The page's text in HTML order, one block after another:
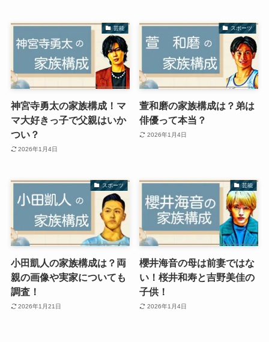
芸能
神宮寺勇太の家族構成！マ
マ大好きっ子で父親はいか
つい？
2026年1月4日
スポーツ
萱和磨の家族構成は？弟は
俳優って本当？
2026年1月4日
スポーツ
小田凱人の家族構成は？両
親の画像や実家についても
調査！
2026年1月21日
芸能
櫻井海音の母は前妻ではな
い！桜井和寿と吉野美佳の
子供！
2026年1月4日